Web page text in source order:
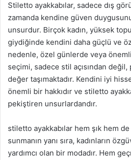
Stiletto ayakkabılar, sadece dış
zamanda kendine güven
unsurdur. Birçok kadın, yüksek
giydiğinde kendini daha güçlü ve
nedenle, özel günlerde veya
seçimi, sadece stil açısından
değer taşımaktadır. Kendini iyi
önemli bir hakkıdır ve stiletto
pekiştiren unsurlardandır.
stiletto ayakkabılar hem şık hem
sunmanın yanı sıra, kadınların
yardımcı olan bir modadır. Hem